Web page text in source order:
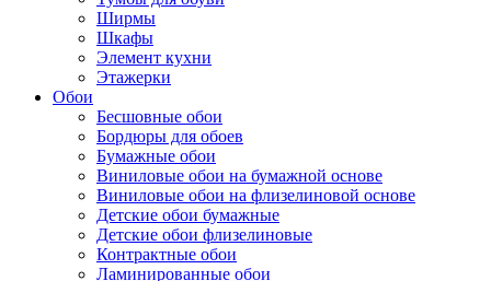
Ширмы
Шкафы
Элемент кухни
Этажерки
Обои
Бесшовные обои
Бордюры для обоев
Бумажные обои
Виниловые обои на бумажной основе
Виниловые обои на флизелиновой основе
Детские обои бумажные
Детские обои флизелиновые
Контрактные обои
Ламинированные обои